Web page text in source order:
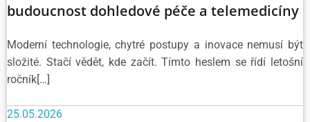
budoucnost dohledové péče a telemedicíny
Moderní technologie, chytré postupy a inovace nemusí být
složité. Stačí vědět, kde začít. Tímto heslem se řídí letošní
ročník[…]
25.05.2026